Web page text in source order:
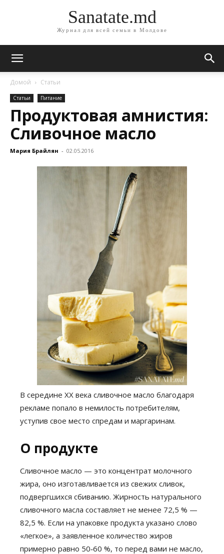
Sanatate.md
Журнал для всей семьи в Молдове
Домой Статьи
Статьи Питание
Продуктовая амнистия:
Сливочное масло
Мария Брайлян - 02.05.2016
В середине XX века сливочное масло благодаря
рекламе попало в немилость потребителям,
уступив свое место спредам и маргаринам.
О продукте
Сливочное масло — это концентрат молочного
жира, оно изготавливается из свежих сливок,
подвергшихся сбиванию. Жирность натурального
сливочного масла составляет не менее 72,5 % —
82,5 %. Если на упаковке продукта указано слово
«легкое», а заявленное количество жиров
примерно равно 50‑60 %, то перед вами не масло,